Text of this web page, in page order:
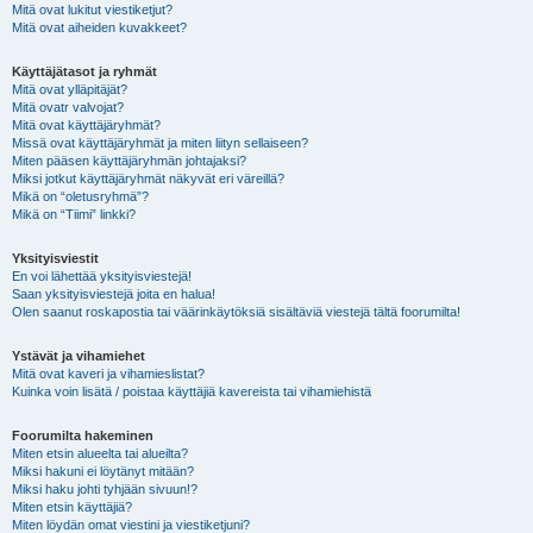
Mitä ovat lukitut viestiketjut?
Mitä ovat aiheiden kuvakkeet?
Käyttäjätasot ja ryhmät
Mitä ovat ylläpitäjät?
Mitä ovatr valvojat?
Mitä ovat käyttäjäryhmät?
Missä ovat käyttäjäryhmät ja miten liityn sellaiseen?
Miten pääsen käyttäjäryhmän johtajaksi?
Miksi jotkut käyttäjäryhmät näkyvät eri väreillä?
Mikä on “oletusryhmä”?
Mikä on “Tiimi” linkki?
Yksityisviestit
En voi lähettää yksityisviestejä!
Saan yksityisviestejä joita en halua!
Olen saanut roskapostia tai väärinkäytöksiä sisältäviä viestejä tältä foorumilta!
Ystävät ja vihamiehet
Mitä ovat kaveri ja vihamieslistat?
Kuinka voin lisätä / poistaa käyttäjiä kavereista tai vihamiehistä
Foorumilta hakeminen
Miten etsin alueelta tai alueilta?
Miksi hakuni ei löytänyt mitään?
Miksi haku johti tyhjään sivuun!?
Miten etsin käyttäjiä?
Miten löydän omat viestini ja viestiketjuni?